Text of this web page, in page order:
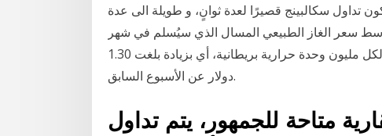
سكالبينج قصيرًا لعدة ثوانٍ، و طويلة الى عدة
سعر الغاز الطبيعي المسال الذي سيُسلم في شهر
فبراير إلى شمال شرق آسيا بحوالي 12.50 دولار لكل مليون وحدة حرارية بريطانية، أي بزيادة بلغت 1.30
دولار عن الأسبوع السابق.
متاحة للجمهور، يتم تداول